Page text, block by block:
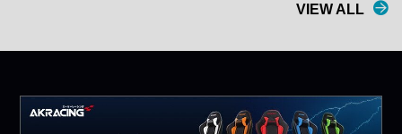
VIEW ALL